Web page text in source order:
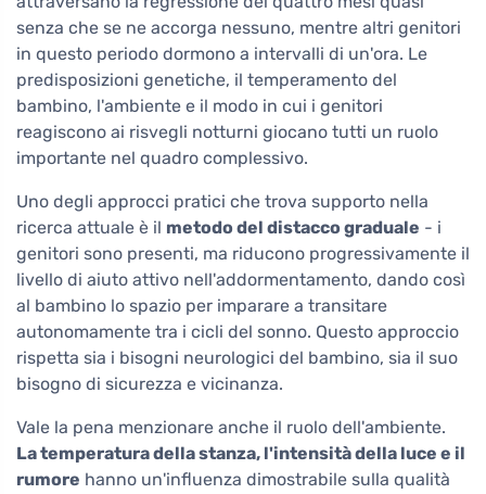
senza che se ne accorga nessuno, mentre altri genitori
in questo periodo dormono a intervalli di un'ora. Le
predisposizioni genetiche, il temperamento del
bambino, l'ambiente e il modo in cui i genitori
reagiscono ai risvegli notturni giocano tutti un ruolo
importante nel quadro complessivo.
Uno degli approcci pratici che trova supporto nella
ricerca attuale è il metodo del distacco graduale - i
genitori sono presenti, ma riducono progressivamente il
livello di aiuto attivo nell'addormentamento, dando così
al bambino lo spazio per imparare a transitare
autonomamente tra i cicli del sonno. Questo approccio
rispetta sia i bisogni neurologici del bambino, sia il suo
bisogno di sicurezza e vicinanza.
Vale la pena menzionare anche il ruolo dell'ambiente.
La temperatura della stanza, l'intensità della luce e il
rumore hanno un'influenza dimostrabile sulla qualità